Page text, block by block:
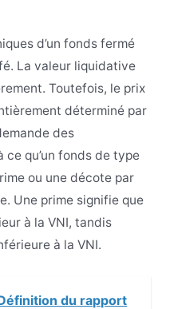
d’un fonds fermé
La valeur liquidative
Toutefois, le prix
déterminé par
des
qu’un fonds de type
ou une décote par
Une prime signifie que
à la VNI, tandis
à la VNI.
du rapport